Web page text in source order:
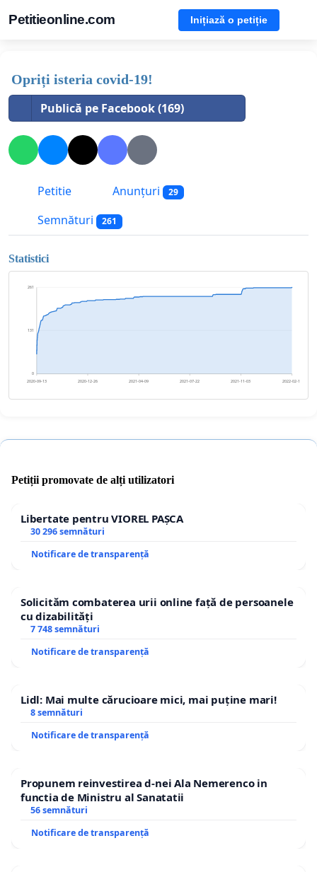
Petitieonline.com Inițiază o petiție
Opriți isteria covid-19!
Publică pe Facebook (169)
Petitie Anunțuri 29
Semnături 261
Statistici
0
131
261
2020-09-13 2020-12-26 2021-04-09 2021-07-22 2021-11-03 2022-02-15
Petiții promovate de alți utilizatori
Libertate pentru VIOREL PAȘCA
30 296 semnături
Notificare de transparență
Solicităm combaterea urii online față de persoanele
cu dizabilități
7 748 semnături
Notificare de transparență
Lidl: Mai multe cărucioare mici, mai puține mari!
8 semnături
Notificare de transparență
Propunem reinvestirea d-nei Ala Nemerenco in
functia de Ministru al Sanatatii
56 semnături
Notificare de transparență